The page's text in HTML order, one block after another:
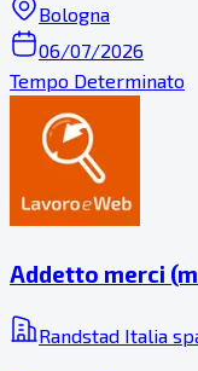
Bologna
06/07/2026
Tempo Determinato
Addetto merci
Randstad Italia